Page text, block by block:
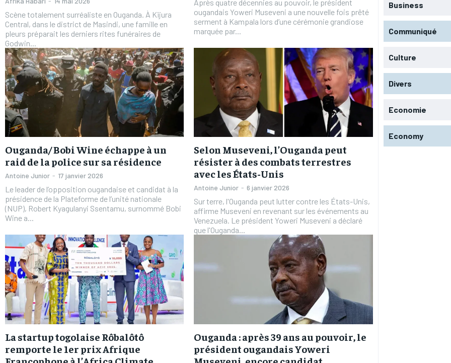
Scène totalement surréaliste en Ouganda. À Kijura
Central, dans le district de Masindi, une famille en
pleurs préparait les derniers rites funéraires de
Godwin...
Après quatre décennies au pouvoir, le président
ougandais Yoweri Museveni a une nouvelle fois prêté
serment à Kampala lors d’une cérémonie grandiose
marquée par...
Ouganda/ Bobi Wine échappe à un
raid de la police sur sa résidence
Antoine Junior - 17 janvier 2026
Le leader de l’opposition ougandaise et candidat à la
présidence de la Plateforme de l’unité nationale
(NUP), Robert Kyagulanyi Ssentamu, surnommé Bobi
Wine a...
Selon Museveni, l’Ouganda peut
résister à des combats terrestres
avec les États-Unis
Antoine Junior - 6 janvier 2026
Sur terre, l'Ouganda peut lutter contre les États-Unis,
affirme Museveni en revenant sur les événements au
Venezuela. Le président Yoweri Museveni a déclaré
que l'Ouganda...
La startup togolaise Rôbalôtô
remporte le 1er prix Afrique
Ouganda : après 39 ans au pouvoir, le
président ougandais Yoweri
Business
Communiqué
Culture
Divers
Economie
Economy